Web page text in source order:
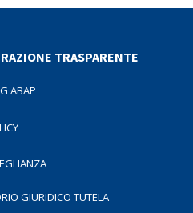
TRASPARENTE
ABAP
GIURIDICO TUTELA